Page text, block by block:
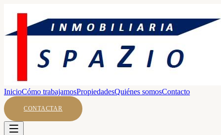
InicioCómo trabajamosPropiedadesQuiénes somosContacto
CONTACTAR